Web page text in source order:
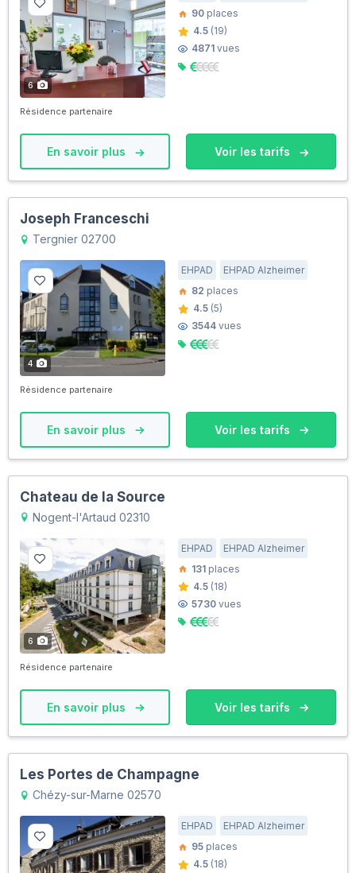
6
90 places
4.5 (19)
4871 vues
Résidence partenaire
En savoir plus Voir les tarifs
Joseph Franceschi
Tergnier 02700
4
EHPAD
EHPAD Alzheimer
82 places
4.5 (5)
3544 vues
Résidence partenaire
En savoir plus Voir les tarifs
Chateau de la Source
Nogent-l'Artaud 02310
6
EHPAD
EHPAD Alzheimer
131 places
4.5 (18)
5730 vues
Résidence partenaire
En savoir plus Voir les tarifs
Les Portes de Champagne
Chézy-sur-Marne 02570
EHPAD
EHPAD Alzheimer
95 places
4.5 (18)